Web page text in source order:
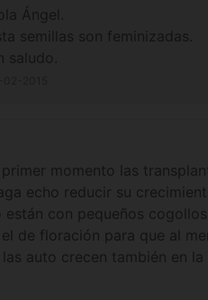
momento las
echo reducir su
están con pequeños
de floración para que al
auto crecen también en